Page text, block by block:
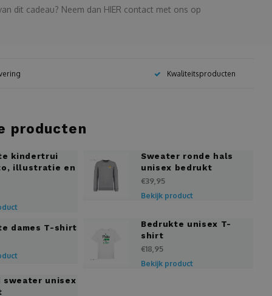
dit cadeau? Neem dan HIER contact met ons op
Kwaliteitsproducten
producten
kindertrui
illustratie en
Sweater ronde hals
unisex bedrukt
€39,95
Bekijk product
dames T-shirt
Bedrukte unisex T-
shirt
€18,95
Bekijk product
sweater unisex